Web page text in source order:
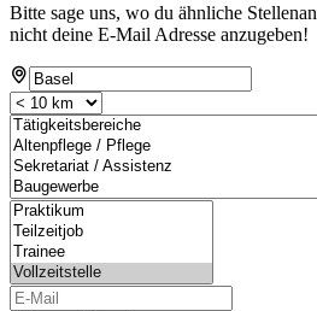
Bitte sage uns, wo du ähnliche
nicht deine E-Mail Adresse anzugeben!